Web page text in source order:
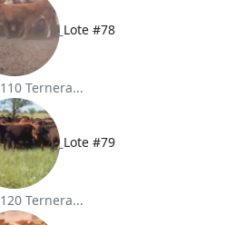
Lote #78
110 Ternera...
Lote #79
120 Ternera...